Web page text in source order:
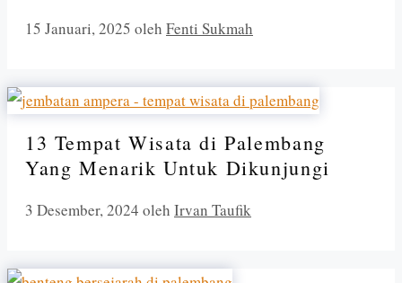
15 Januari, 2025 oleh Fenti Sukmah
13 Tempat Wisata di Palembang
Yang Menarik Untuk Dikunjungi
3 Desember, 2024 oleh Irvan Taufik